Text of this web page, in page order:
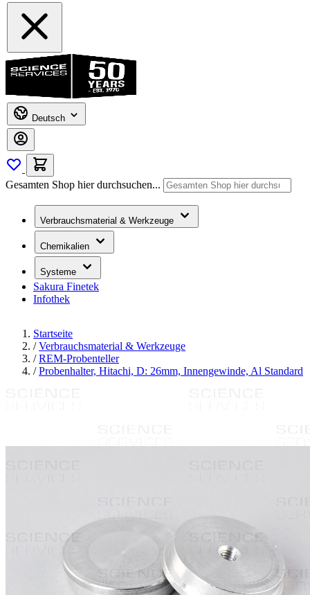
Deutsch
Gesamten Shop hier durchsuchen...
Verbrauchsmaterial & Werkzeuge
Chemikalien
Systeme
Sakura Finetek
Infothek
Startseite
/ Verbrauchsmaterial & Werkzeuge
/ REM-Probenteller
/ Probenhalter, Hitachi, D: 26mm, Innengewinde, Al Standard